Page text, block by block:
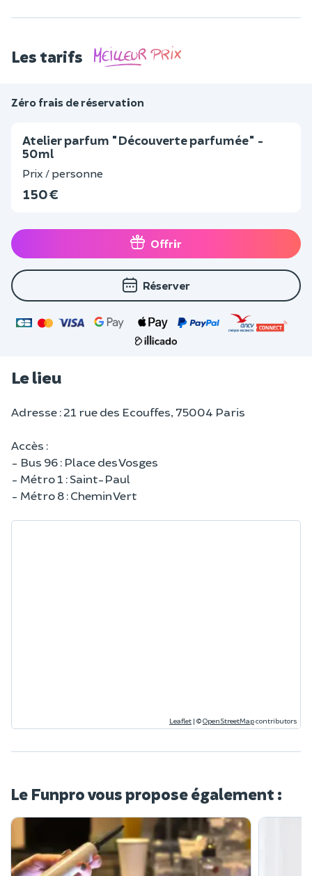
Les tarifs
Zéro frais de réservation
Atelier parfum "Découverte parfumée" -
50ml
Prix / personne
150 €
Offrir
Réserver
Le lieu
Adresse : 21 rue des Ecouffes, 75004 Paris
Accès :
- Bus 96 : Place des Vosges
- Métro 1 : Saint-Paul
- Métro 8 : Chemin Vert
Leaflet | ©OpenStreetMapcontributors
Le Funpro vous propose également :